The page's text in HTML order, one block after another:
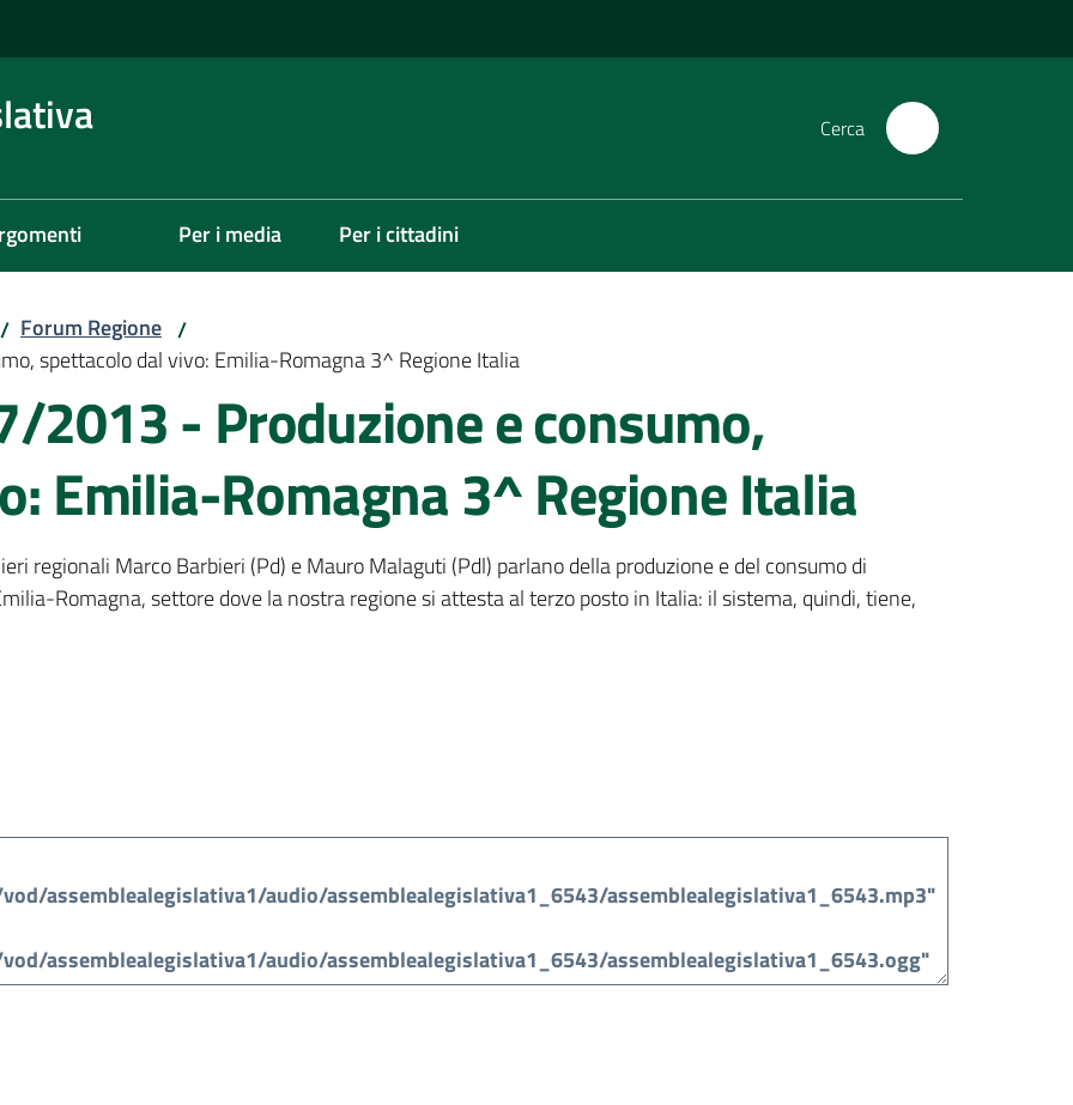
Cerca
Per i media Per i cittadini
/ Forum Regione /
spettacolo dal vivo: Emilia-Romagna 3^ Regione Italia
2013 - Produzione e consumo,
Emilia-Romagna 3^ Regione Italia
regionali Marco Barbieri (Pd) e Mauro Malaguti (Pdl) parlano della produzione e del consumo di
Romagna, settore dove la nostra regione si attesta al terzo posto in Italia: il sistema, quindi, tiene,